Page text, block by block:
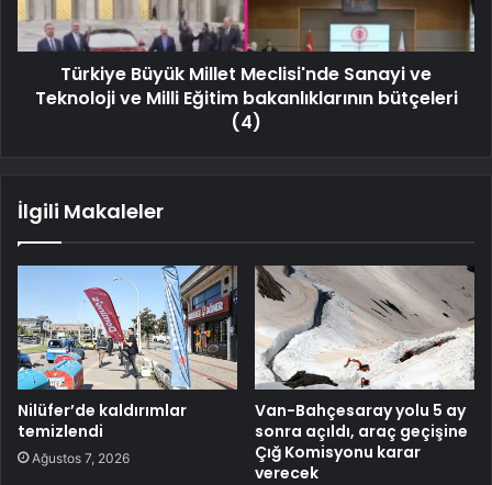
Türkiye Büyük Millet Meclisi'nde Sanayi ve
Teknoloji ve Milli Eğitim bakanlıklarının bütçeleri
(4)
İlgili Makaleler
Nilüfer’de kaldırımlar
temizlendi
Ağustos 7, 2026
Van-Bahçesaray yolu 5 ay
sonra açıldı, araç geçişine
Çığ Komisyonu karar
verecek